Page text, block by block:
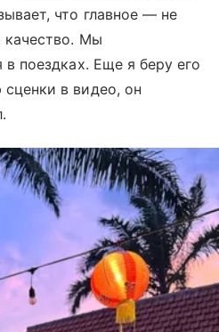
что главное — не
качество. Мы
в поездках. Еще я беру его
в видео, он